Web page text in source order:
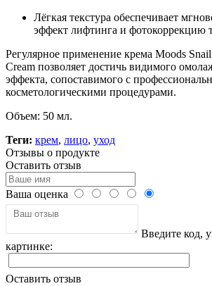
Лёгкая текстура обеспечивает
эффект лифтинга и фотокоррекцию
Регулярное применение крема Moods
Cream позволяет достичь видимого
эффекта, сопоставимого с
косметологическими процедурами.
Объем: 50 мл.
Теги: крем, лицо, уход
Отзывы о продукте
Оставить отзыв
Ваша оценка
Введите код,
картинке:
Оставить отзыв